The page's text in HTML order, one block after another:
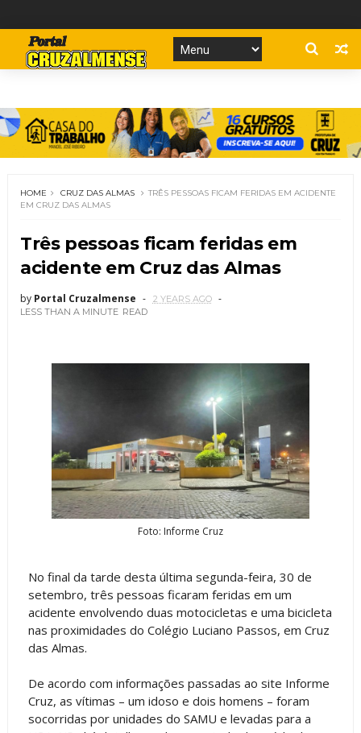
HOME CRUZ DAS ALMAS
TRÊS PESSOAS FICAM FERIDAS EM ACIDENTE
EM CRUZ DAS ALMAS
Três pessoas ficam feridas em
acidente em Cruz das Almas
by Portal Cruzalmense
2 YEARS AGO
LESS THAN A MINUTE READ
Foto: Informe Cruz
No final da tarde desta última segunda-feira, 30 de
setembro, três pessoas ficaram feridas em um
acidente envolvendo duas motocicletas e uma bicicleta
nas proximidades do Colégio Luciano Passos, em Cruz
das Almas.
De acordo com informações passadas ao site Informe
Cruz, as vítimas – um idoso e dois homens – foram
socorridas por unidades do SAMU e levadas para a